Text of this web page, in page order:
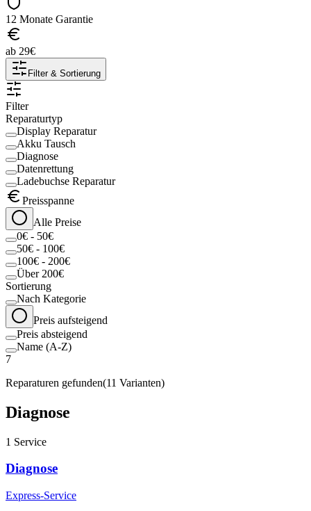
12 Monate Garantie
ab 29€
Filter & Sortierung
Filter
Reparaturtyp
Display Reparatur
Akku Tausch
Diagnose
Datenrettung
Ladebuchse Reparatur
Preisspanne
Alle Preise
0€ - 50€
50€ - 100€
100€ - 200€
Über 200€
Sortierung
Nach Kategorie
Preis aufsteigend
Preis absteigend
Name (A-Z)
7
Reparaturen gefunden(11 Varianten)
Diagnose
1 Service
Diagnose
Express-Service